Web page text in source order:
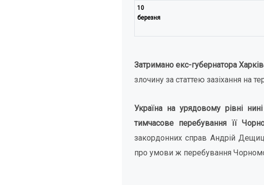
10
березня
Затримано екс-губернатора
злочину за статтею зазіхання на
Україна на урядовому рівні
тимчасове перебування її
закордонних справ Андрій
про умови ж перебування